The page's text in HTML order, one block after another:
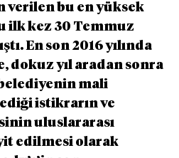
verilen bu en yüksek
ilk kez 30 Temmuz
En son 2016 yılında
dokuz yıl aradan sonra
belediyenin mali
istikrarın ve
uluslararası
edilmesi olarak